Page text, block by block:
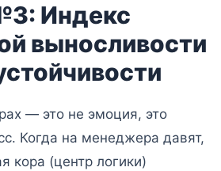
Индекс
выносливости
— это не эмоция, это
Когда на менеджера давят,
кора (центр логики)